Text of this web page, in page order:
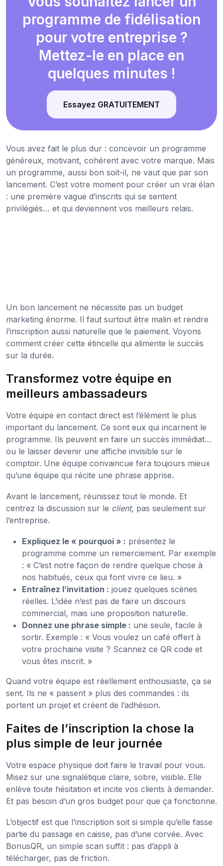
programme de fidélisation
pour votre entreprise ?
Mettez-le en place en
quelques minutes !
Essayez GRATUITEMENT
Vous avez fait le plus dur : concevoir un programme
généreux, motivant, cohérent avec votre marque. Mais
un programme, aussi bon soit-il, ne vaut que par son
lancement. C’est votre moment pour créer un vrai élan
: une première vague d’inscrits qui se sentent
privilégiés… et qui deviennent vos meilleurs relais.
Un bon lancement ne nécessite pas un budget
marketing énorme. Il faut surtout être malin et rendre
l’inscription aussi naturelle que le paiement. Voyons
comment créer cette étincelle qui alimente le succès
sur la durée.
Transformez votre équipe en
meilleurs ambassadeurs
Votre équipe en contact direct est l’élément le plus
important du lancement. Ce sont eux qui incarnent le
programme. Ils peuvent en faire un succès immédiat…
ou le laisser devenir une affiche invisible sur le
comptoir. Une équipe convaincue fera toujours mieux
qu’une équipe qui récite une phrase apprise.
Avant le lancement, réunissez tout le monde. Et
centrez la discussion sur le client, pas seulement sur
l’entreprise.
Expliquez le « pourquoi » : présentez le
programme comme un remerciement. Par exemple
: « C’est notre façon de rendre quelque chose à
nos habitués, ceux qui font vivre ce lieu. »
Entraînez l’invitation : jouez quelques scènes
réelles. L’idée n’est pas de faire un discours
commercial, mais une proposition naturelle.
Donnez une phrase simple : une seule, facile à
sortir. Exemple : « Vous voulez un café offert à
votre prochaine visite ? Scannez ce QR code et
vous êtes inscrit. »
Quand votre équipe est réellement enthousiaste, ça se
sent. Ils ne « passent » plus des commandes : ils
portent un projet et créent de l’adhésion.
Faites de l’inscription la chose la
plus simple de leur journée
Votre espace physique doit faire le travail pour vous.
Misez sur une signalétique claire, sobre, visible. Elle
enlève toute hésitation et incite vos clients à demander.
Et pas besoin d’un gros budget pour que ça fonctionne.
L’objectif est que l’inscription soit si simple qu’elle fasse
partie du passage en caisse, pas d’une corvée. Avec
BonusQR, un simple scan suffit : pas d’appli à
télécharger, pas de friction.